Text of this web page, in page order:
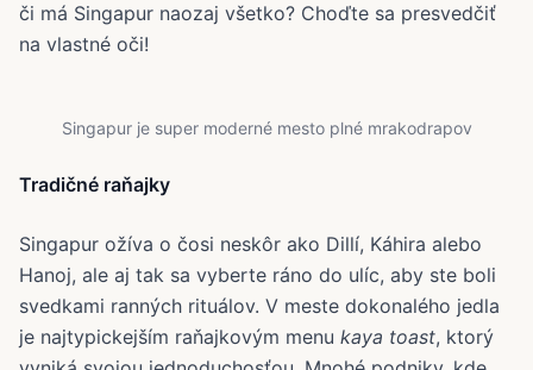
či má Singapur naozaj všetko? Choďte sa presvedčiť
na vlastné oči!
Singapur je super moderné mesto plné mrakodrapov
Tradičné raňajky
Singapur ožíva o čosi neskôr ako Dillí, Káhira alebo
Hanoj, ale aj tak sa vyberte ráno do ulíc, aby ste boli
svedkami ranných rituálov. V meste dokonalého jedla
je najtypickejším raňajkovým menu kaya toast, ktorý